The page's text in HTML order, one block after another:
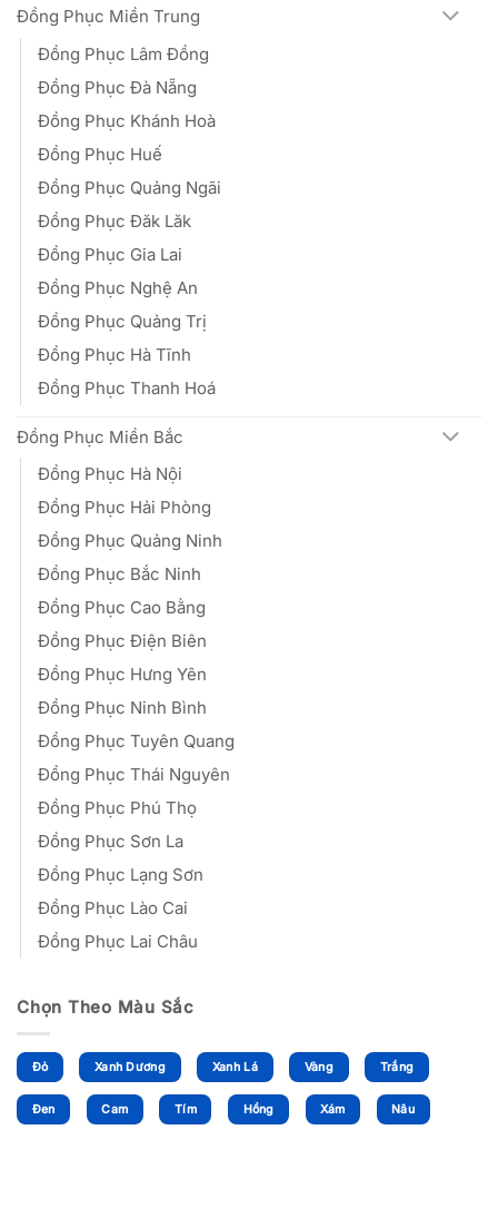
Đồng Phục Miền Trung
Đồng Phục Lâm Đồng
Đồng Phục Đà Nẵng
Đồng Phục Khánh Hoà
Đồng Phục Huế
Đồng Phục Quảng Ngãi
Đồng Phục Đăk Lăk
Đồng Phục Gia Lai
Đồng Phục Nghệ An
Đồng Phục Quảng Trị
Đồng Phục Hà Tĩnh
Đồng Phục Thanh Hoá
Đồng Phục Miền Bắc
Đồng Phục Hà Nội
Đồng Phục Hải Phòng
Đồng Phục Quảng Ninh
Đồng Phục Bắc Ninh
Đồng Phục Cao Bằng
Đồng Phục Điện Biên
Đồng Phục Hưng Yên
Đồng Phục Ninh Bình
Đồng Phục Tuyên Quang
Đồng Phục Thái Nguyên
Đồng Phục Phú Thọ
Đồng Phục Sơn La
Đồng Phục Lạng Sơn
Đồng Phục Lào Cai
Đồng Phục Lai Châu
Chọn Theo Màu Sắc
Đỏ Xanh Dương Xanh Lá Vàng Trắng
Đen Cam Tím Hồng Xám Nâu